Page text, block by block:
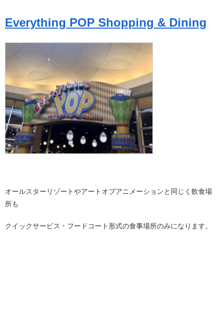
Everything POP Shopping & Dining
オールスターリゾートやアートオブアニメーションと同じく飲食場
所も
クイックサービス・フードコート形式の食事場所のみになります。